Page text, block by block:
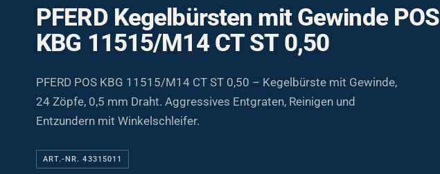
PFERD Kegelbürsten mit Gewinde POS
KBG 11515/M14 CT ST 0,50
PFERD POS KBG 11515/M14 CT ST 0,50 – Kegelbürste mit Gewinde,
24 Zöpfe, 0,5 mm Draht. Aggressives Entgraten, Reinigen und
Entzundern mit Winkelschleifer.
ART.-NR. 43315011